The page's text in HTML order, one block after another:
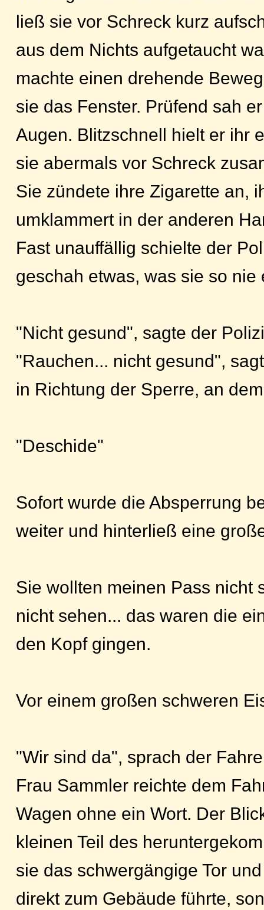
ließ sie vor Schreck kurz
aus dem Nichts aufgetaucht
machte einen drehende
sie das Fenster. Prüfend sah
Augen. Blitzschnell hielt er ihr
sie abermals vor Schreck
Sie zündete ihre Zigarette an,
umklammert in der anderen
Fast unauffällig schielte der
geschah etwas, was sie so nie
"Nicht gesund", sagte der
"Rauchen... nicht gesund",
in Richtung der Sperre, an
"Deschide"
Sofort wurde die Absperrung
weiter und hinterließ eine
Sie wollten meinen Pass nicht
nicht sehen... das waren die
den Kopf gingen.
Vor einem großen schweren
"Wir sind da", sprach der
Frau Sammler reichte dem
Wagen ohne ein Wort. Der
kleinen Teil des
sie das schwergängige Tor
direkt zum Gebäude führte,